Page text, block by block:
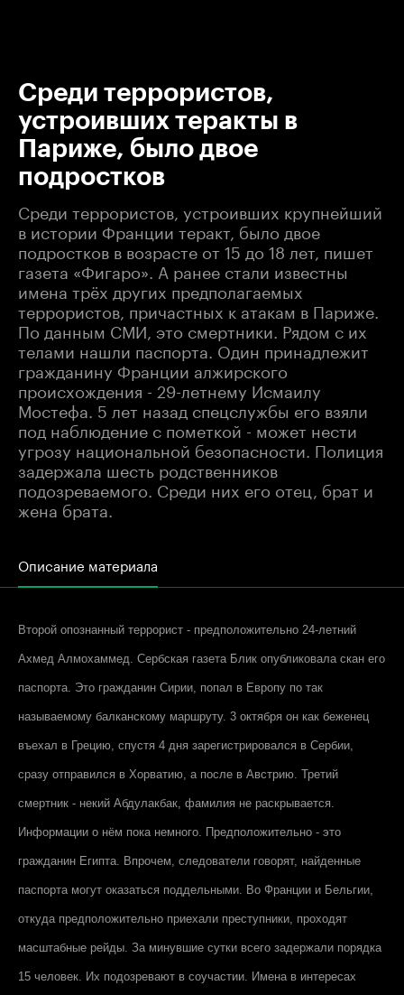
Среди террористов,
устроивших теракты в
Париже, было двое
подростков
Среди террористов, устроивших крупнейший
в истории Франции теракт, было двое
подростков в возрасте от 15 до 18 лет, пишет
газета «Фигаро». А ранее стали известны
имена трёх других предполагаемых
террористов, причастных к атакам в Париже.
По данным СМИ, это смертники. Рядом с их
телами нашли паспорта. Один принадлежит
гражданину Франции алжирского
происхождения - 29-летнему Исмаилу
Мостефа. 5 лет назад спецслужбы его взяли
под наблюдение с пометкой - может нести
угрозу национальной безопасности. Полиция
задержала шесть родственников
подозреваемого. Среди них его отец, брат и
жена брата.
Описание материала
Второй опознанный террорист - предположительно 24-летний
Ахмед Алмохаммед. Сербская газета Блик опубликовала скан его
паспорта. Это гражданин Сирии, попал в Европу по так
называемому балканскому маршруту. 3 октября он как беженец
въехал в Грецию, спустя 4 дня зарегистрировался в Сербии,
сразу отправился в Хорватию, а после в Австрию. Третий
смертник - некий Абдулакбак, фамилия не раскрывается.
Информации о нём пока немного. Предположительно - это
гражданин Египта. Впрочем, следователи говорят, найденные
паспорта могут оказаться поддельными. Во Франции и Бельгии,
откуда предположительно приехали преступники, проходят
масштабные рейды. За минувшие сутки всего задержали порядка
15 человек. Их подозревают в соучастии. Имена в интересах